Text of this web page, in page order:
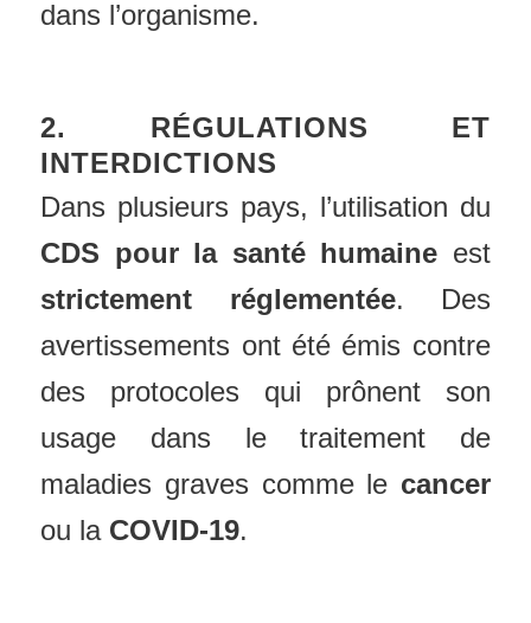
dans l’organisme.
2. RÉGULATIONS ET
INTERDICTIONS
Dans plusieurs pays, l’utilisation du
CDS pour la santé humaine est
strictement réglementée. Des
avertissements ont été émis contre
des protocoles qui prônent son
usage dans le traitement de
maladies graves comme le cancer
ou la COVID-19.